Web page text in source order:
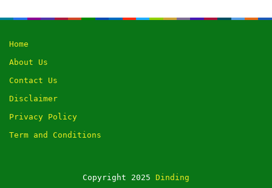
Home
About Us
Contact Us
Disclaimer
Privacy Policy
Term and Conditions
Copyright 2025 Dinding